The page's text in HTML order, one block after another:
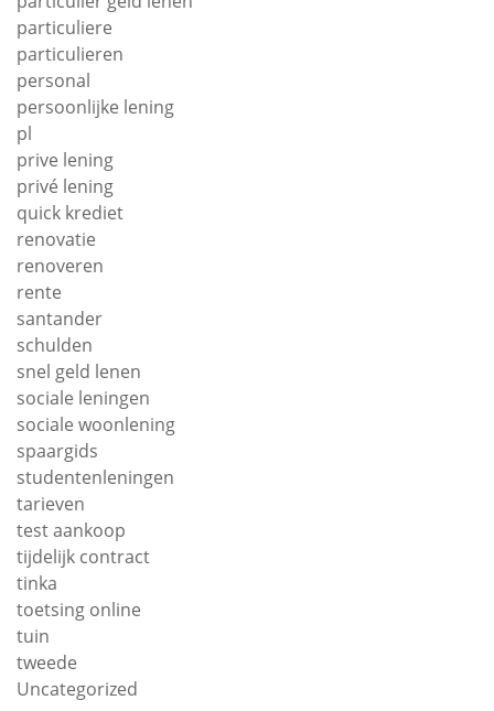
particuliere
particulieren
personal
persoonlijke lening
pl
prive lening
privé lening
quick krediet
renovatie
renoveren
rente
santander
schulden
snel geld lenen
sociale leningen
sociale woonlening
spaargids
studentenleningen
tarieven
test aankoop
tijdelijk contract
tinka
toetsing online
tuin
tweede
Uncategorized